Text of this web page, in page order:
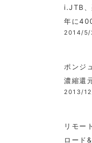
i.JTB、
年に
2014/5/
ポンジ
濃縮還
2013/
リモー
ロード